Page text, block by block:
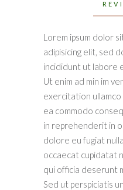
Lorem ipsum dolor
adipisicing elit, sed
incididunt ut labore
Ut enim ad min im
exercitation ullamco
ea commodo
in reprehenderit in
dolore eu fugiat
occaecat cupidatat
qui officia deserunt
Sed ut perspiciatis